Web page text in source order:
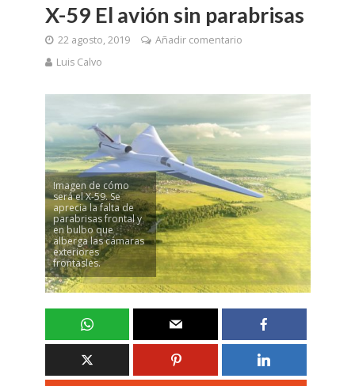
X-59 El avión sin parabrisas
22 agosto, 2019
Añadir comentario
Luis Calvo
Imagen de cómo
será el X-59. Se
aprecia la falta de
parabrisas frontal y
en bulbo que
alberga las cámaras
exteriores
frontasles.